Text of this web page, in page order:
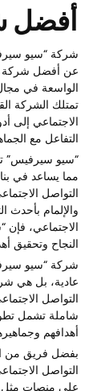
أفضل
شركة “سيو
عن أفضل شركة
الواسعة في
تمتلك الشركة
الاجتماعي إلى
التفاعل مع
“سيو سيرفيس”
مما يساعد في
التواصل
والإلمام بأحدث
الاجتماعي،
النجاح وتحقيق
شركة “سيو
عادية، بل هي
التواصل
شاملة تشمل
أهدافهم
بفضل فريق من
التواصل
على منصات مثل